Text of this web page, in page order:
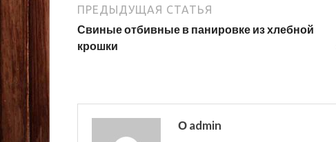
ПРЕДЫДУЩАЯ СТАТЬЯ
Свиные отбивные в панировке из хлебной
крошки
О admin